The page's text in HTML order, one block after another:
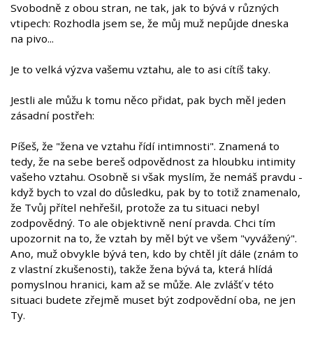
Svobodně z obou stran, ne tak, jak to bývá v různých
vtipech: Rozhodla jsem se, že můj muž nepůjde dneska
na pivo...
Je to velká výzva vašemu vztahu, ale to asi cítíš taky.
Jestli ale můžu k tomu něco přidat, pak bych měl jeden
zásadní postřeh:
Píšeš, že "žena ve vztahu řídí intimnosti". Znamená to
tedy, že na sebe bereš odpovědnost za hloubku intimity
vašeho vztahu. Osobně si však myslím, že nemáš pravdu -
když bych to vzal do důsledku, pak by to totiž znamenalo,
že Tvůj přítel nehřešil, protože za tu situaci nebyl
zodpovědný. To ale objektivně není pravda. Chci tím
upozornit na to, že vztah by měl být ve všem "vyvážený".
Ano, muž obvykle bývá ten, kdo by chtěl jít dále (znám to
z vlastní zkušenosti), takže žena bývá ta, která hlídá
pomyslnou hranici, kam až se může. Ale zvlášť v této
situaci budete zřejmě muset být zodpovědní oba, ne jen
Ty.